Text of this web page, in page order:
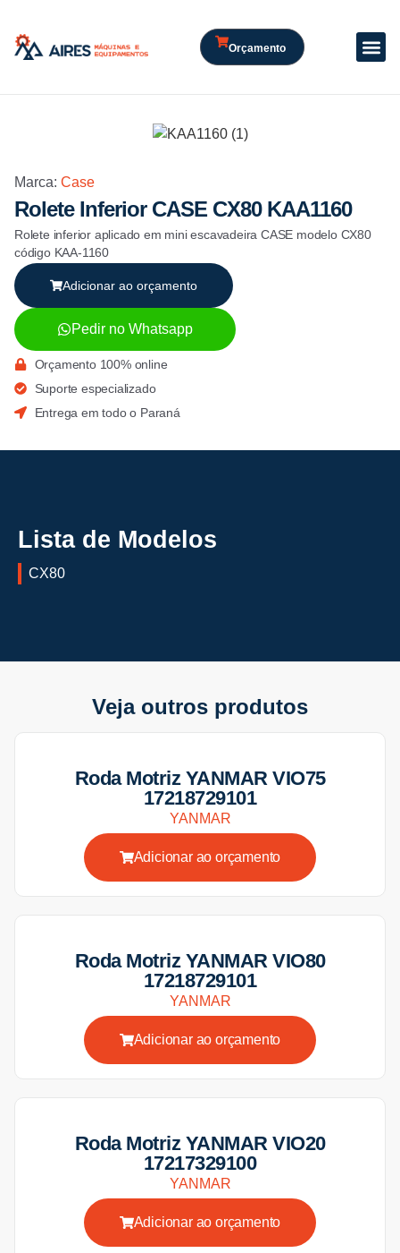
Orçamento
Marca: Case
Rolete Inferior CASE CX80 KAA1160
Rolete inferior aplicado em mini escavadeira CASE modelo CX80
código KAA-1160
Adicionar ao orçamento
Pedir no Whatsapp
Orçamento 100% online
Suporte especializado
Entrega em todo o Paraná
Lista de Modelos
CX80
Veja outros produtos
Roda Motriz YANMAR VIO75
17218729101
YANMAR
Adicionar ao orçamento
Roda Motriz YANMAR VIO80
17218729101
YANMAR
Adicionar ao orçamento
Roda Motriz YANMAR VIO20
17217329100
YANMAR
Adicionar ao orçamento